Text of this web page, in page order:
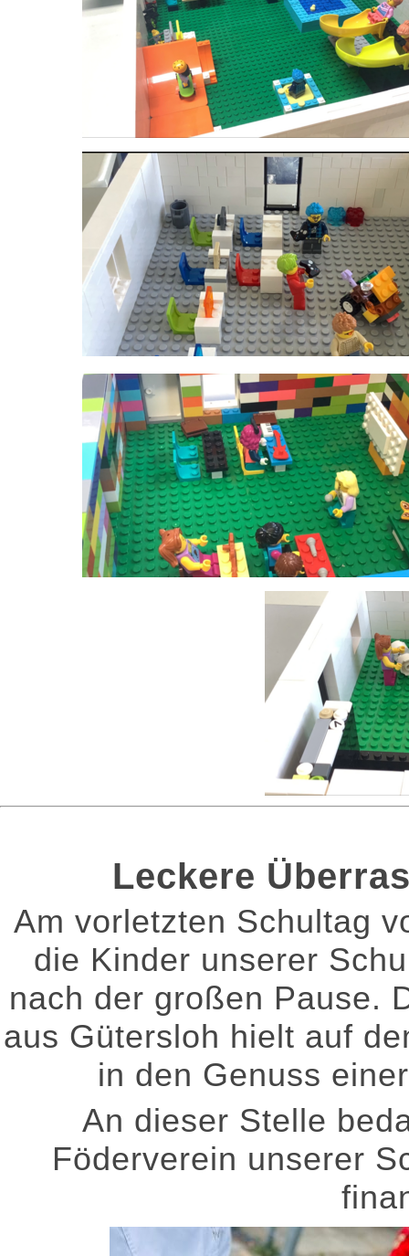
Leckere
Am vorletzten Schultag
die Kinder unserer
nach der großen Pause.
aus Gütersloh hielt auf
in den Genuss
An dieser Stelle
Föderverein unserer